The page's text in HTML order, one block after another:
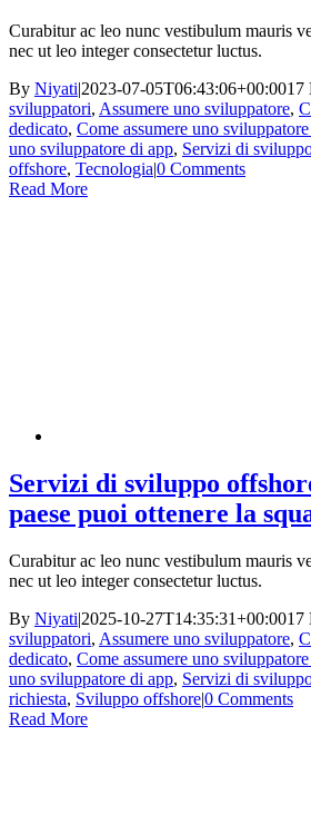
Curabitur ac leo nunc vestibulum mauris
nec ut leo integer consectetur luctus.
By Niyati|2023-07-05T06:43:06+00:0017
sviluppatori, Assumere uno sviluppatore,
dedicato, Come assumere uno
uno sviluppatore di app, Servizi di
offshore, Tecnologia|0 Comments
Read More
Servizi di sviluppo
paese puoi ottenere la
Curabitur ac leo nunc vestibulum mauris
nec ut leo integer consectetur luctus.
By Niyati|2025-10-27T14:35:31+00:0017
sviluppatori, Assumere uno sviluppatore,
dedicato, Come assumere uno
uno sviluppatore di app, Servizi di
richiesta, Sviluppo offshore|0 Comments
Read More